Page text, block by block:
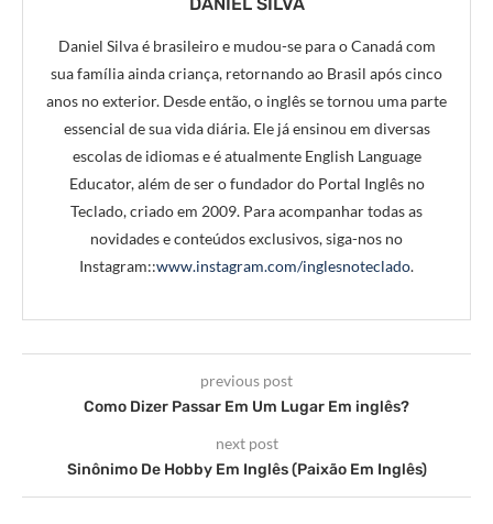
DANIEL SILVA
Daniel Silva é brasileiro e mudou-se para o Canadá com
sua família ainda criança, retornando ao Brasil após cinco
anos no exterior. Desde então, o inglês se tornou uma parte
essencial de sua vida diária. Ele já ensinou em diversas
escolas de idiomas e é atualmente English Language
Educator, além de ser o fundador do Portal Inglês no
Teclado, criado em 2009. Para acompanhar todas as
novidades e conteúdos exclusivos, siga-nos no
Instagram::www.instagram.com/inglesnoteclado.
previous post
Como Dizer Passar Em Um Lugar Em inglês?
next post
Sinônimo De Hobby Em Inglês (Paixão Em Inglês)